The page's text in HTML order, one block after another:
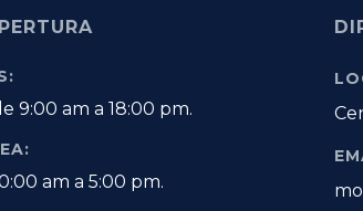
9:00 am a 18:00 pm.
am a 5:00 pm.